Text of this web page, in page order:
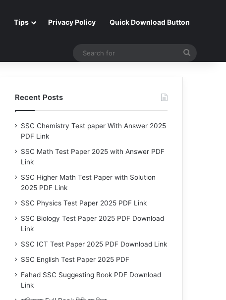
Tips Privacy Policy Quick Download Button
Recent Posts
SSC Chemistry Test paper With Answer 2025
PDF Link
SSC Math Test Paper 2025 with Answer PDF
Link
SSC Higher Math Test Paper with Solution
2025 PDF Link
SSC Physics Test Paper 2025 PDF Link
SSC Biology Test Paper 2025 PDF Download
Link
SSC ICT Test Paper 2025 PDF Download Link
SSC English Test Paper 2025 PDF
Fahad SSC Suggesting Book PDF Download
Link